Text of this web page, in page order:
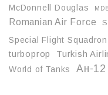
McDonnell Douglas
Romanian Air Force
Special Flight Squadron
turboprop Turkish
World of Tanks
Ан-12